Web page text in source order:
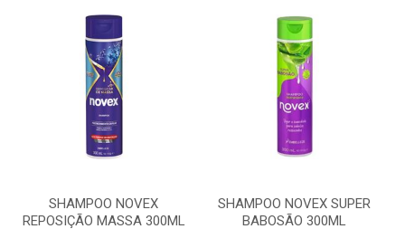
SHAMPOO NOVEX
REPOSIÇÃO MASSA 300ML
SHAMPOO NOVEX SUPER
BABOSÃO 300ML